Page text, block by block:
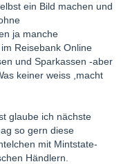
ein Bild machen und
ja manche
Reisebank Online
und Sparkassen -aber
keiner weiss ,macht
glaube ich nächste
so gern diese
mit Mintstate-
Händlern.